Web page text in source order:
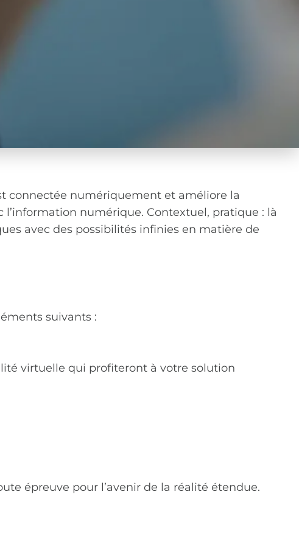
connectée numériquement et améliore la
numérique. Contextuel, pratique : là
avec des possibilités infinies en matière de
suivants :
virtuelle qui profiteront à votre solution
épreuve pour l’avenir de la réalité étendue.